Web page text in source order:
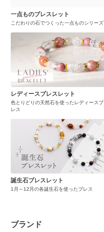
一点ものブレスレット
こだわりの石でつくった一点ものシリーズ
レディースブレスレット
色とりどりの天然石を使ったレディースブ
レス
誕生石ブレスレット
1月～12月の各誕生石を使ったブレス
ブランド